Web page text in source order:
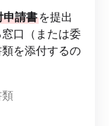
申請書 を提出
口（または委
を添付するの